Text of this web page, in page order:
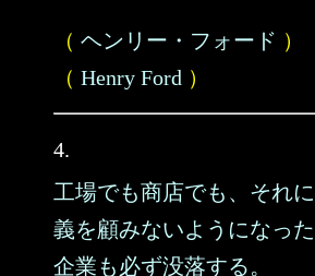
（ ヘンリー・フォード ）
（ Henry Ford ）
4.
工場でも商店でも、それ
義を顧みないようになっ
企業も必ず没落する。